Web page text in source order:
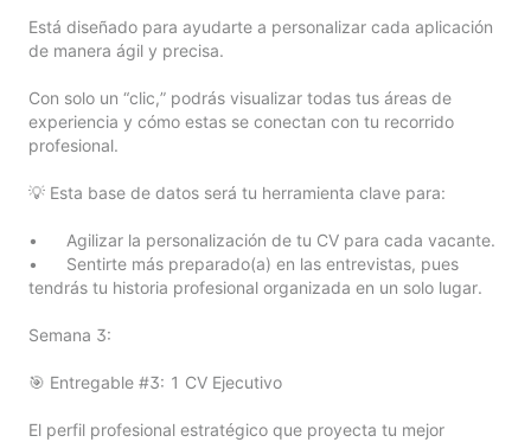
Está diseñado para ayudarte a personalizar cada aplicación
de manera ágil y precisa.
Con solo un “clic,” podrás visualizar todas tus áreas de
experiencia y cómo estas se conectan con tu recorrido
profesional.
💡 Esta base de datos será tu herramienta clave para:
•	Agilizar la personalización de tu CV para cada vacante.
•	Sentirte más preparado(a) en las entrevistas, pues
tendrás tu historia profesional organizada en un solo lugar.
Semana 3:
🎯 Entregable #3: 1 CV Ejecutivo
El perfil profesional estratégico que proyecta tu mejor